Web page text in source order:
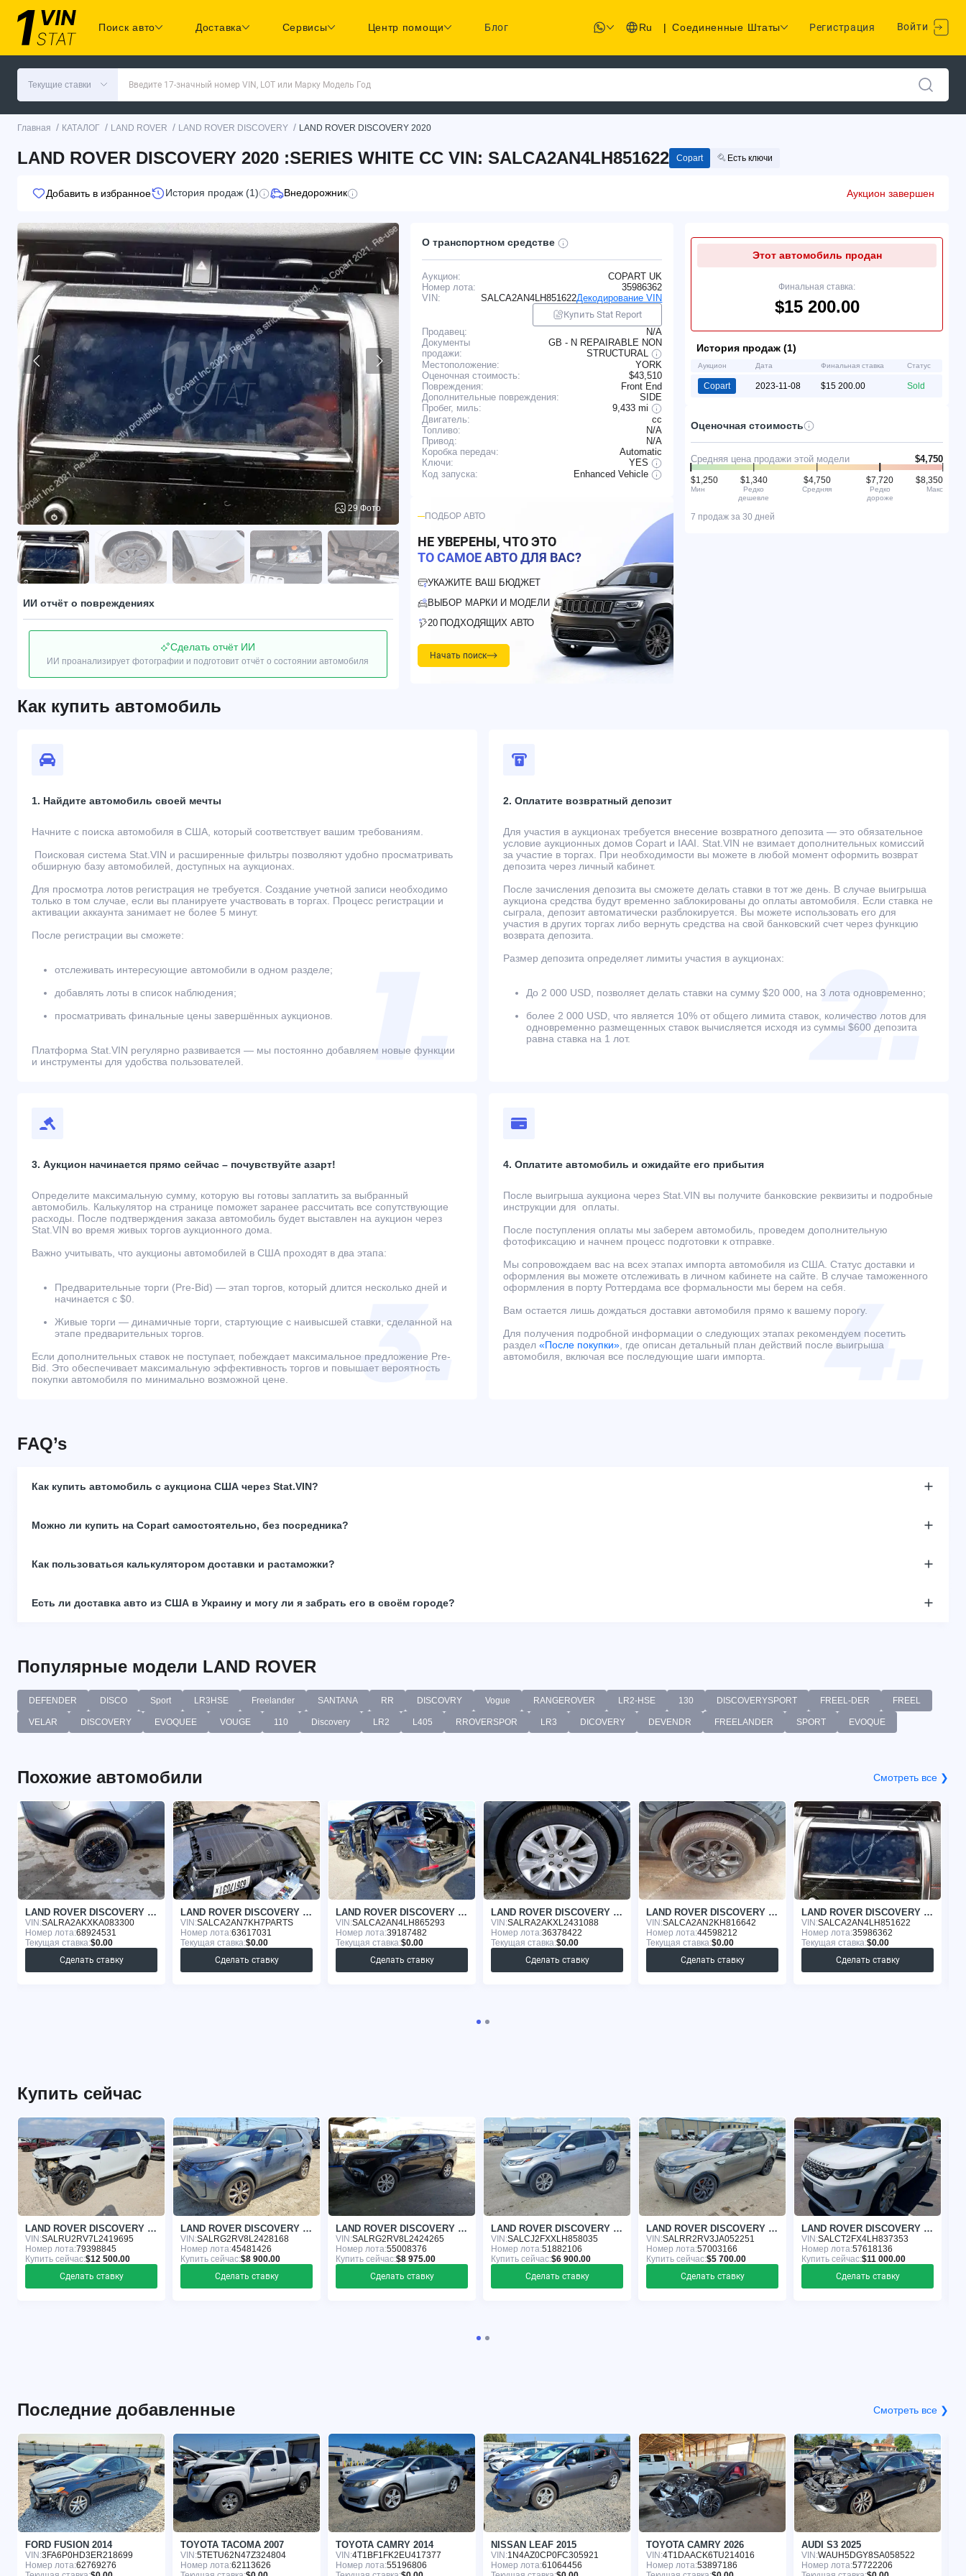
Поиск авто Доставка Сервисы Центр помощи Блог Ru | Соединенные Штаты Регистрация Войти
Текущие ставки Введите 17-значный номер VIN, LOT или Марку Модель Год
Главная / КАТАЛОГ / LAND ROVER / LAND ROVER DISCOVERY / LAND ROVER DISCOVERY 2020
LAND ROVER DISCOVERY 2020 :SERIES WHITE CC VIN: SALCA2AN4LH851622 Copart Есть ключи
Добавить в избранное История продаж (1) Внедорожник Аукцион завершен
29 Фото
ИИ отчёт о повреждениях
Сделать отчёт ИИ
ИИ проанализирует фотографии и подготовит отчёт о состоянии автомобиля
О транспортном средстве
Аукцион:
COPART UK
Номер лота:
35986362
VIN:
SALCA2AN4LH851622Декодирование VIN
Купить Stat Report
Продавец:
N/A
Документы
продажи:
GB - N REPAIRABLE NON
STRUCTURAL
Местоположение:
YORK
Оценочная стоимость:
$43,510
Повреждения:
Front End
Дополнительные повреждения:
SIDE
Пробег, миль:
9,433 mi
Двигатель:
cc
Топливо:
N/A
Привод:
N/A
Коробка передач:
Automatic
Ключи:
YES
Код запуска:
Enhanced Vehicle
ПОДБОР АВТО
НЕ УВЕРЕНЫ, ЧТО ЭТО
ТО САМОЕ АВТО ДЛЯ ВАС?
УКАЖИТЕ ВАШ БЮДЖЕТ
ВЫБОР МАРКИ И МОДЕЛИ
20 ПОДХОДЯЩИХ АВТО
Начать поиск
Этот автомобиль продан
Финальная ставка:
$15 200.00
История продаж (1)
Аукцион Дата Финальная ставка Статус
Copart 2023-11-08 $15 200.00 Sold
Оценочная стоимость
Средняя цена продажи этой модели $4,750
$1,250
Мин
$1,340
Редко
дешевле
$4,750
Средняя
$7,720
Редко
дороже
$8,350
Макс
7 продаж за 30 дней
Как купить автомобиль
1. Найдите автомобиль своей мечты
Начните с поиска автомобиля в США, который соответствует вашим требованиям.
Поисковая система Stat.VIN и расширенные фильтры позволяют удобно просматривать
обширную базу автомобилей, доступных на аукционах.
Для просмотра лотов регистрация не требуется. Создание учетной записи необходимо
только в том случае, если вы планируете участвовать в торгах. Процесс регистрации и
активации аккаунта занимает не более 5 минут.
После регистрации вы сможете:
отслеживать интересующие автомобили в одном разделе;
добавлять лоты в список наблюдения;
просматривать финальные цены завершённых аукционов.
Платформа Stat.VIN регулярно развивается — мы постоянно добавляем новые функции
и инструменты для удобства пользователей.
2. Оплатите возвратный депозит
Для участия в аукционах требуется внесение возвратного депозита — это обязательное
условие аукционных домов Copart и IAAI. Stat.VIN не взимает дополнительных комиссий
за участие в торгах. При необходимости вы можете в любой момент оформить возврат
депозита через личный кабинет.
После зачисления депозита вы сможете делать ставки в тот же день. В случае выигрыша
аукциона средства будут временно заблокированы до оплаты автомобиля. Если ставка не
сыграла, депозит автоматически разблокируется. Вы можете использовать его для
участия в других торгах либо вернуть средства на свой банковский счет через функцию
возврата депозита.
Размер депозита определяет лимиты участия в аукционах:
До 2 000 USD, позволяет делать ставки на сумму $20 000, на 3 лота одновременно;
более 2 000 USD, что является 10% от общего лимита ставок, количество лотов для
одновременно размещенных ставок вычисляется исходя из суммы $600 депозита
равна ставка на 1 лот.
3. Аукцион начинается прямо сейчас – почувствуйте азарт!
Определите максимальную сумму, которую вы готовы заплатить за выбранный
автомобиль. Калькулятор на странице поможет заранее рассчитать все сопутствующие
расходы. После подтверждения заказа автомобиль будет выставлен на аукцион через
Stat.VIN во время живых торгов аукционного дома.
Важно учитывать, что аукционы автомобилей в США проходят в два этапа:
Предварительные торги (Pre-Bid) — этап торгов, который длится несколько дней и
начинается с $0.
Живые торги — динамичные торги, стартующие с наивысшей ставки, сделанной на
этапе предварительных торгов.
Если дополнительных ставок не поступает, побеждает максимальное предложение Pre-
Bid. Это обеспечивает максимальную эффективность торгов и повышает вероятность
покупки автомобиля по минимально возможной цене.
4. Оплатите автомобиль и ожидайте его прибытия
После выигрыша аукциона через Stat.VIN вы получите банковские реквизиты и подробные
инструкции для оплаты.
После поступления оплаты мы заберем автомобиль, проведем дополнительную
фотофиксацию и начнем процесс подготовки к отправке.
Мы сопровождаем вас на всех этапах импорта автомобиля из США. Статус доставки и
оформления вы можете отслеживать в личном кабинете на сайте. В случае таможенного
оформления в порту Роттердама все формальности мы берем на себя.
Вам остается лишь дождаться доставки автомобиля прямо к вашему порогу.
Для получения подробной информации о следующих этапах рекомендуем посетить
раздел «После покупки» , где описан детальный план действий после выигрыша
автомобиля, включая все последующие шаги импорта.
FAQ’s
Как купить автомобиль с аукциона США через Stat.VIN?
Можно ли купить на Copart самостоятельно, без посредника?
Как пользоваться калькулятором доставки и растаможки?
Есть ли доставка авто из США в Украину и могу ли я забрать его в своём городе?
Популярные модели LAND ROVER
DEFENDER DISCO Sport LR3HSE Freelander SANTANA RR DISCOVRY Vogue RANGEROVER LR2-HSE 130 DISCOVERYSPORT FREEL-DER FREEL
VELAR DISCOVERY EVOQUEE VOUGE 110 Discovery LR2 L405 RROVERSPOR LR3 DICOVERY DEVENDR FREELANDER SPORT EVOQUE
Похожие автомобили Смотреть все ❯
LAND ROVER DISCOVERY 2018
VIN:SALRA2AKXKA083300
Номер лота:68924531
Текущая ставка:$0.00
Сделать ставку
LAND ROVER DISCOVERY 2018
VIN:SALCA2AN7KH7PARTS
Номер лота:63617031
Текущая ставка:$0.00
Сделать ставку
LAND ROVER DISCOVERY 2020
VIN:SALCA2AN4LH865293
Номер лота:39187482
Текущая ставка:$0.00
Сделать ставку
LAND ROVER DISCOVERY 2020
VIN:SALRA2AKXL2431088
Номер лота:36378422
Текущая ставка:$0.00
Сделать ставку
LAND ROVER DISCOVERY 2019
VIN:SALCA2AN2KH816642
Номер лота:44598212
Текущая ставка:$0.00
Сделать ставку
LAND ROVER DISCOVERY 2020
VIN:SALCA2AN4LH851622
Номер лота:35986362
Текущая ставка:$0.00
Сделать ставку
Купить сейчас
LAND ROVER DISCOVERY 2020
VIN:SALRU2RV7L2419695
Номер лота:79398845
Купить сейчас:$12 500.00
Сделать ставку
LAND ROVER DISCOVERY 2020
VIN:SALRG2RV8L2428168
Номер лота:45481426
Купить сейчас:$8 900.00
Сделать ставку
LAND ROVER DISCOVERY 2020
VIN:SALRG2RV8L2424265
Номер лота:55008376
Купить сейчас:$8 975.00
Сделать ставку
LAND ROVER DISCOVERY 2020
VIN:SALCJ2FXXLH858035
Номер лота:51882106
Купить сейчас:$6 900.00
Сделать ставку
LAND ROVER DISCOVERY 2018
VIN:SALRR2RV3JA052251
Номер лота:57003166
Купить сейчас:$5 700.00
Сделать ставку
LAND ROVER DISCOVERY 2020
VIN:SALCT2FX4LH837353
Номер лота:57618136
Купить сейчас:$11 000.00
Сделать ставку
Последние добавленные Смотреть все ❯
FORD FUSION 2014
VIN:3FA6P0HD3ER218699
Номер лота:62769276
TOYOTA TACOMA 2007
VIN:5TETU62N47Z324804
Номер лота:62113626
TOYOTA CAMRY 2014
VIN:4T1BF1FK2EU417377
Номер лота:55196806
NISSAN LEAF 2015
VIN:1N4AZ0CP0FC305921
Номер лота:61064456
TOYOTA CAMRY 2026
VIN:4T1DAACK6TU214016
Номер лота:53897186
AUDI S3 2025
VIN:WAUH5DGY8SA058522
Номер лота:57722206